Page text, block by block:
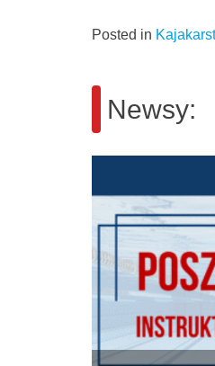
Posted in
Newsy: